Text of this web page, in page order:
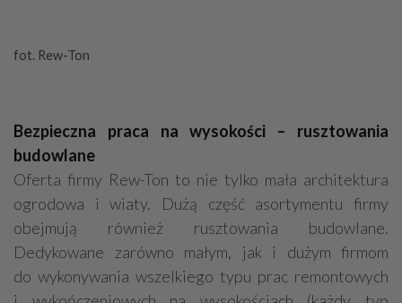
fot. Rew-Ton
Bezpieczna praca na wysokości – rusztowania
budowlane
Oferta firmy Rew-Ton to nie tylko mała architektura
ogrodowa i wiaty. Dużą część asortymentu firmy
obejmują również rusztowania budowlane.
Dedykowane zarówno małym, jak i dużym firmom
do wykonywania wszelkiego typu prac remontowych